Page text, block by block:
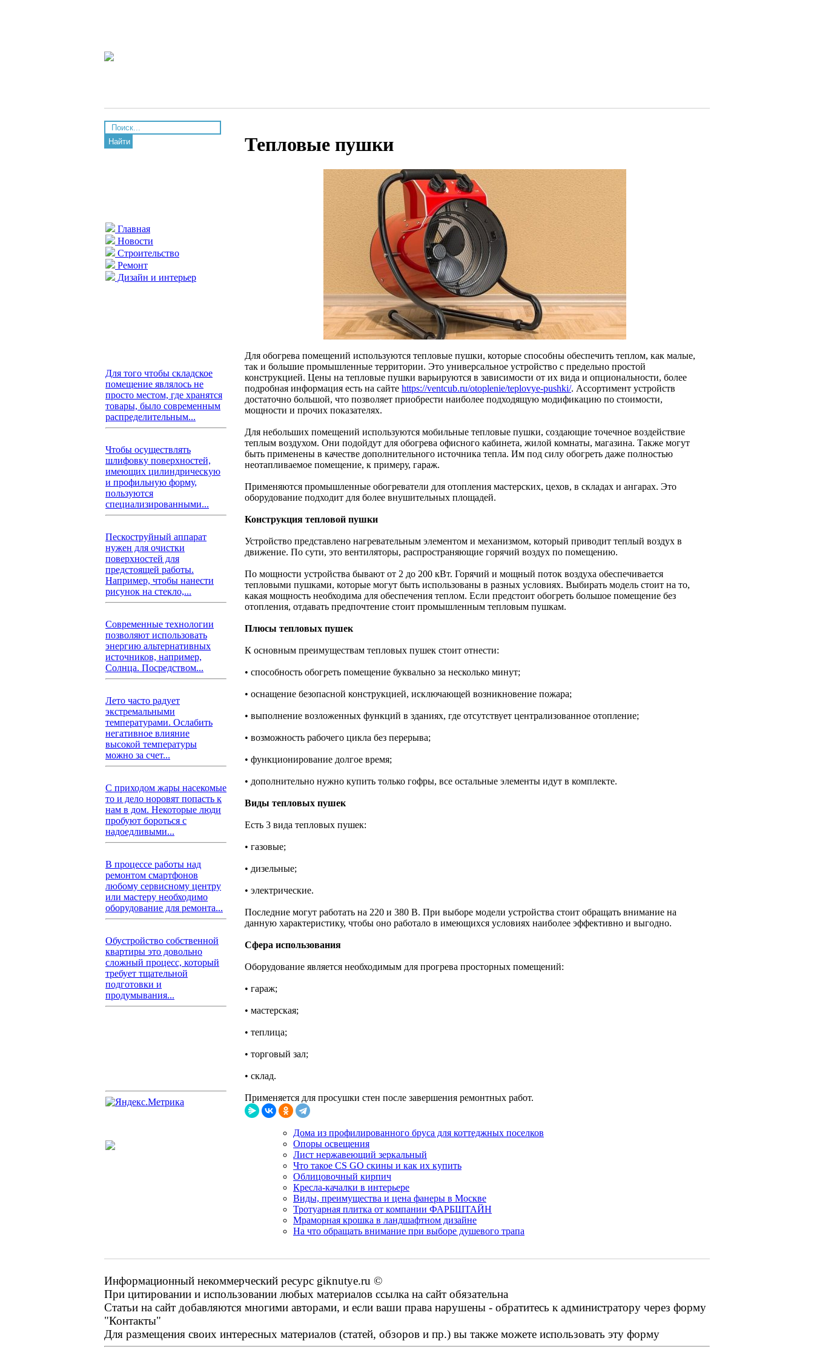
Найти
Главная
Новости
Строительство
Ремонт
Дизайн и интерьер
Для того чтобы складское
помещение являлось не
просто местом, где хранятся
товары, было современным
распределительным...
Чтобы осуществлять
шлифовку поверхностей,
имеющих цилиндрическую
и профильную форму,
пользуются
специализированными...
Пескоструйный аппарат
нужен для очистки
поверхностей для
предстоящей работы.
Например, чтобы нанести
рисунок на стекло,...
Современные технологии
позволяют использовать
энергию альтернативных
источников, например,
Солнца. Посредством...
Лето часто радует
экстремальными
температурами. Ослабить
негативное влияние
высокой температуры
можно за счет...
С приходом жары насекомые
то и дело норовят попасть к
нам в дом. Некоторые люди
пробуют бороться с
надоедливыми...
В процессе работы над
ремонтом смартфонов
любому сервисному центру
или мастеру необходимо
оборудование для ремонта...
Обустройство собственной
квартиры это довольно
сложный процесс, который
требует тщательной
подготовки и
продумывания...
Тепловые пушки
Для обогрева помещений используются тепловые пушки, которые способны обеспечить теплом, как малые,
так и большие промышленные территории. Это универсальное устройство с предельно простой
конструкцией. Цены на тепловые пушки варьируются в зависимости от их вида и опциональности, более
подробная информация есть на сайте https://ventcub.ru/otoplenie/teplovye-pushki/. Ассортимент устройств
достаточно большой, что позволяет приобрести наиболее подходящую модификацию по стоимости,
мощности и прочих показателях.
Для небольших помещений используются мобильные тепловые пушки, создающие точечное воздействие
теплым воздухом. Они подойдут для обогрева офисного кабинета, жилой комнаты, магазина. Также могут
быть применены в качестве дополнительного источника тепла. Им под силу обогреть даже полностью
неотапливаемое помещение, к примеру, гараж.
Применяются промышленные обогреватели для отопления мастерских, цехов, в складах и ангарах. Это
оборудование подходит для более внушительных площадей.
Конструкция тепловой пушки
Устройство представлено нагревательным элементом и механизмом, который приводит теплый воздух в
движение. По сути, это вентиляторы, распространяющие горячий воздух по помещению.
По мощности устройства бывают от 2 до 200 кВт. Горячий и мощный поток воздуха обеспечивается
тепловыми пушками, которые могут быть использованы в разных условиях. Выбирать модель стоит на то,
какая мощность необходима для обеспечения теплом. Если предстоит обогреть большое помещение без
отопления, отдавать предпочтение стоит промышленным тепловым пушкам.
Плюсы тепловых пушек
К основным преимуществам тепловых пушек стоит отнести:
• способность обогреть помещение буквально за несколько минут;
• оснащение безопасной конструкцией, исключающей возникновение пожара;
• выполнение возложенных функций в зданиях, где отсутствует централизованное отопление;
• возможность рабочего цикла без перерыва;
• функционирование долгое время;
• дополнительно нужно купить только гофры, все остальные элементы идут в комплекте.
Виды тепловых пушек
Есть 3 вида тепловых пушек:
• газовые;
• дизельные;
• электрические.
Последние могут работать на 220 и 380 В. При выборе модели устройства стоит обращать внимание на
данную характеристику, чтобы оно работало в имеющихся условиях наиболее эффективно и выгодно.
Сфера использования
Оборудование является необходимым для прогрева просторных помещений:
• гараж;
• мастерская;
• теплица;
• торговый зал;
• склад.
Применяется для просушки стен после завершения ремонтных работ.
Дома из профилированного бруса для коттеджных поселков
Опоры освещения
Лист нержавеющий зеркальный
Что такое CS GO скины и как их купить
Облицовочный кирпич
Кресла-качалки в интерьере
Виды, преимущества и цена фанеры в Москве
Тротуарная плитка от компании ФАРБШТАЙН
Мраморная крошка в ландшафтном дизайне
На что обращать внимание при выборе душевого трапа
Информационный некоммерческий ресурс giknutye.ru ©
При цитировании и использовании любых материалов ссылка на сайт обязательна
Статьи на сайт добавляются многими авторами, и если ваши права нарушены - обратитесь к администратору через форму
"Контакты"
Для размещения своих интересных материалов (статей, обзоров и пр.) вы также можете использовать эту форму